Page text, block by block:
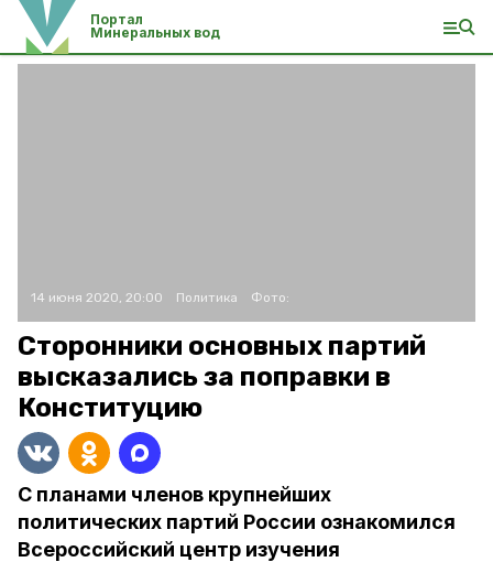
Портал
Минеральных вод
14 июня 2020, 20:00 Политика Фото:
Сторонники основных партий
высказались за поправки в
Конституцию
С планами членов крупнейших
политических партий России ознакомился
Всероссийский центр изучения